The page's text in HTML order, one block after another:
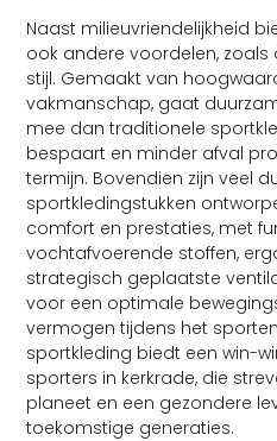
Naast milieuvriendelijkheid
ook andere voordelen,
stijl. Gemaakt van
vakmanschap, gaat
mee dan traditionele
bespaart en minder afval
termijn. Bovendien zijn veel
sportkledingstukken
comfort en prestaties, met
vochtafvoerende stoffen,
strategisch geplaatste
voor een optimale
vermogen tijdens het
sportkleding biedt een win-
sporters in kerkrade, die
planeet en een gezondere
toekomstige generaties.